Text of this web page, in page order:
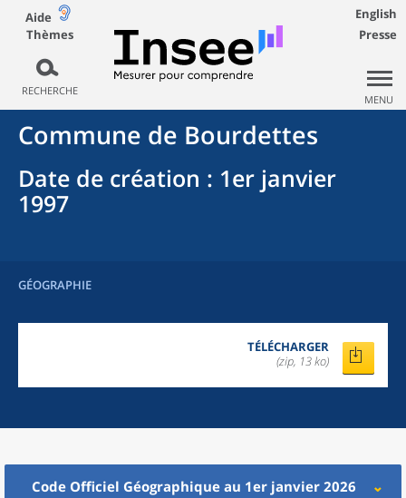
Aide
Thèmes
RECHERCHE
English
Presse
MENU
Commune de Bourdettes
Date de création : 1er janvier
1997
GÉOGRAPHIE
TÉLÉCHARGER
(zip, 13 ko)
Code Officiel Géographique au 1er janvier 2026